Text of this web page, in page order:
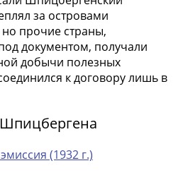
за островами
прочие страны,
документом, получали
добычи полезных
к договору лишь в